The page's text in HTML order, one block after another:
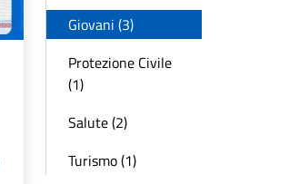
Giovani (3)
Protezione Civile
(1)
Salute (2)
Turismo (1)